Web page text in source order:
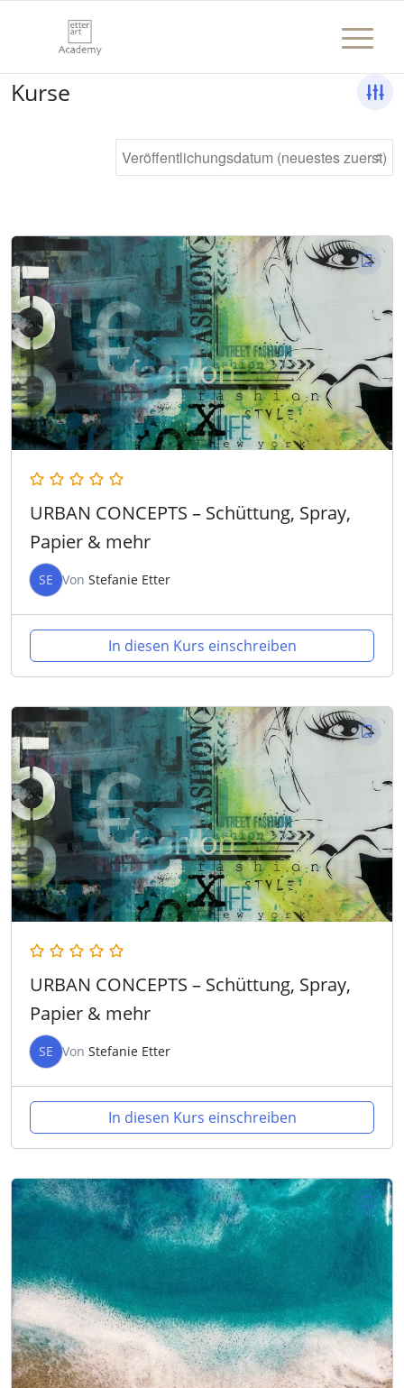
Kurse
URBAN CONCEPTS – Schüttung, Spray,
Papier & mehr
SE Von Stefanie Etter
In diesen Kurs einschreiben
URBAN CONCEPTS – Schüttung, Spray,
Papier & mehr
SE Von Stefanie Etter
In diesen Kurs einschreiben